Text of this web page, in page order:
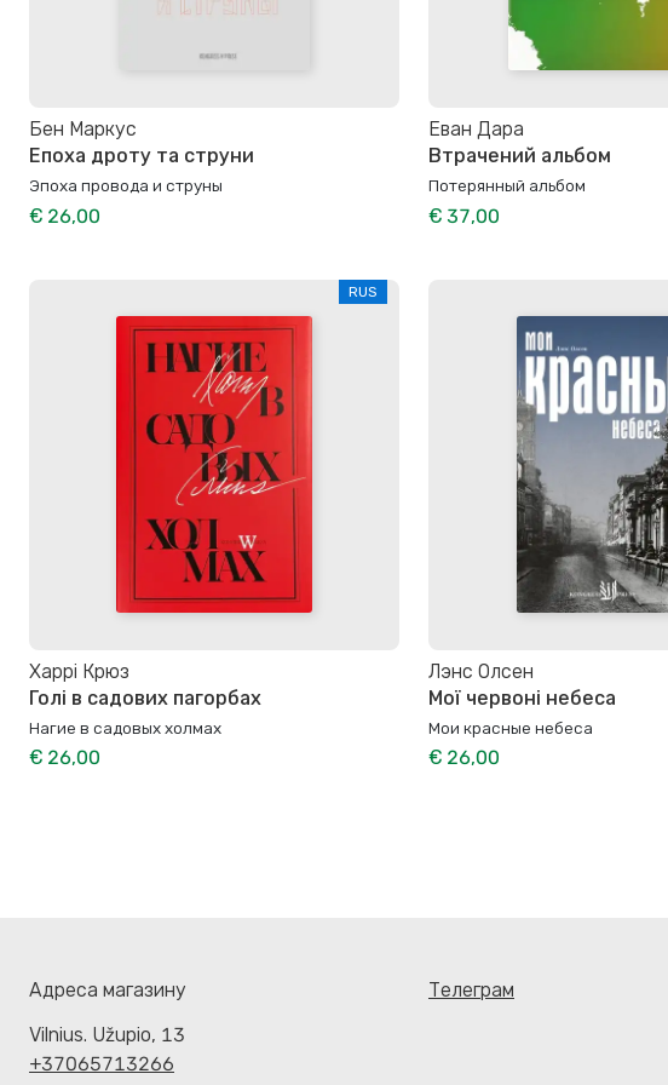
Бен Маркус
Епоха дроту та струни
Эпоха провода и струны
€ 26,00
Еван Дара
Втрачений альбом
Потерянный альбом
€ 37,00
RUS
Харрі Крюз
Голі в садових пагорбах
Нагие в садовых холмах
€ 26,00
Лэнс Олсен
Мої червоні небеса
Мои красные небеса
€ 26,00
Адреса магазину
Vilnius. Užupio, 13
+37065713266
Телеграм